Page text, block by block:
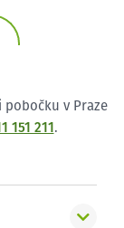
pobočku v Praze
151 211 .